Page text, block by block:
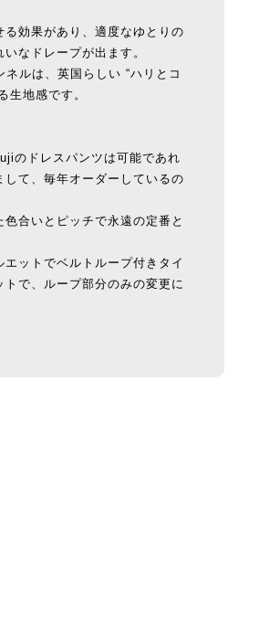
効果があり、適度なゆとりの
なドレープが出ます。
ルは、英国らしい “ハリとコ
生地感です。
のドレスパンツは可能であれ
て、毎年オーダーしているの
合いとピッチで永遠の定番と
ットでベルトループ付きタイ
で、ループ部分のみの変更に